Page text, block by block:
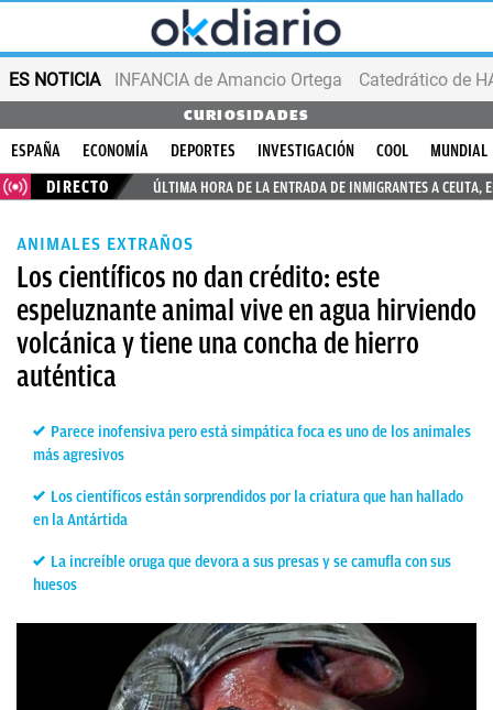
ES NOTICIA INFANCIA de Amancio Ortega
CURIOSIDADES
ESPAÑA ECONOMÍA DEPORTES INVESTIGACIÓN COOL
MUNDIAL
DIRECTO
ÚLTIMA HORA DE LA ENTRADA DE INMIGRANTES A CEUTA,
ANIMALES EXTRAÑOS
Los científicos no dan crédito: este
espeluznante animal vive en agua hirviendo
volcánica y tiene una concha de hierro
auténtica
Parece inofensiva pero está simpática foca es uno de los animales
más agresivos
Los científicos están sorprendidos por la criatura que han hallado
en la Antártida
La increíble oruga que devora a sus presas y se camufla con sus
huesos